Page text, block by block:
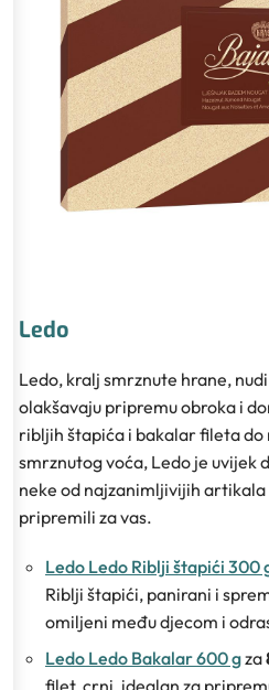
Ledo
Ledo, kralj smrznute hrane,
olakšavaju pripremu obroka i
ribljih štapića i bakalar fileta
smrznutog voća, Ledo je uvijek
neke od najzanimljivijih
pripremili za vas.
Ledo Ledo Riblji štapići 300
Riblji štapići, panirani i
omiljeni među djecom i
Ledo Ledo Bakalar 600 gza
filet, crni, idealan za